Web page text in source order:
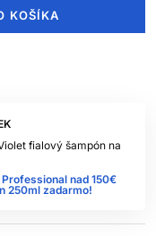
fialový šampón na
nad 150€
250ml zadarmo!
KOŠÍKA